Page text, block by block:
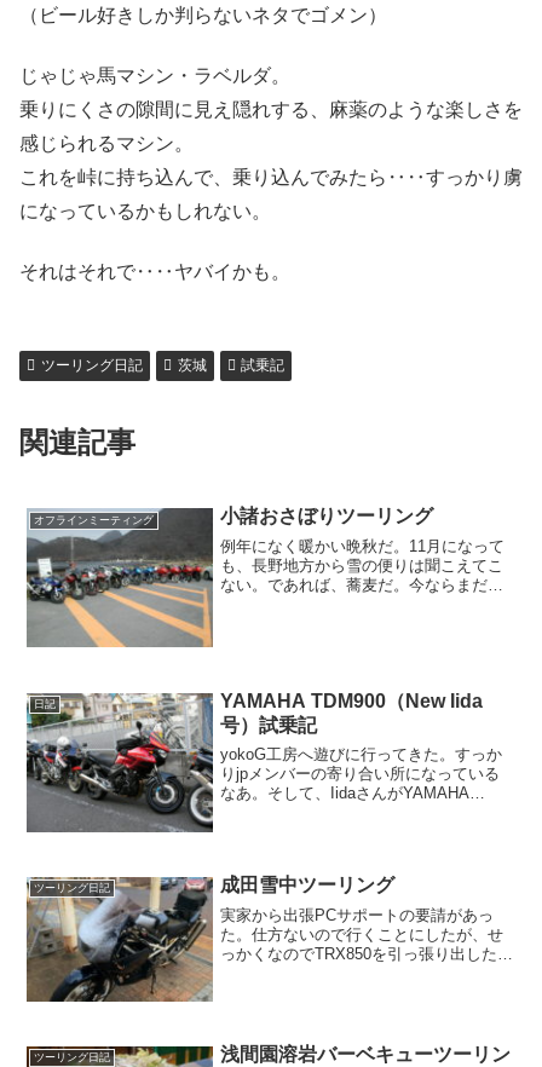
（ビール好きしか判らないネタでゴメン）
じゃじゃ馬マシン・ラベルダ。
乗りにくさの隙間に見え隠れする、麻薬のような楽しさを
感じられるマシン。
これを峠に持ち込んで、乗り込んでみたら‥‥すっかり虜
になっているかもしれない。
それはそれで‥‥ヤバイかも。
ツーリング日記 茨城 試乗記
関連記事
オフラインミーティング 小諸おさぼりツーリング
例年になく暖かい晩秋だ。11月になって
も、長野地方から雪の便りは聞こえてこ
ない。であれば、蕎麦だ。今ならまだ
日記
YAMAHA TDM900（New Iida
号）試乗記
yokoG工房へ遊びに行ってきた。すっか
りjpメンバーの寄り合い所になっている
なあ。そして、IidaさんがYAMAHA
が違う...
ツーリング日記 成田雪中ツーリング
実家から出張PCサポートの要請があっ
た。仕方ないので行くことにしたが、せ
っかくなのでTRX850を引っ張り出した。
ツーリング日記
浅間園溶岩バーベキューツーリン